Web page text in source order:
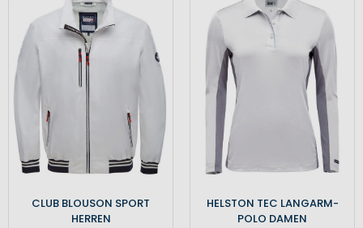
CLUB BLOUSON SPORT
HERREN
HELSTON TEC LANGARM-
POLO DAMEN